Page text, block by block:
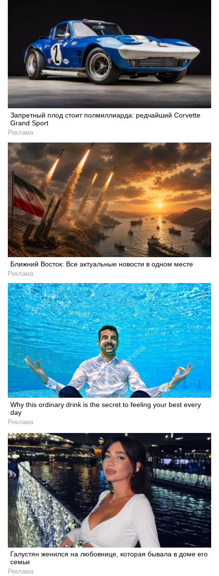
Запретный плод стоит полмиллиарда: редчайший Corvette
Grand Sport
Реклама
Ближний Восток: Все актуальные новости в одном месте
Реклама
Why this ordinary drink is the secret to feeling your best every
day
Реклама
Галустян женился на любовнице, которая бывала в доме его
семьи
Реклама